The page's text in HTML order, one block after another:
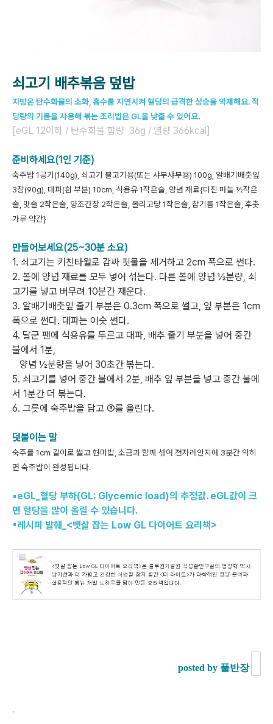
쇠고기 배추볶음 덮밥
지방은 탄수화물의 소화, 흡수를 지연시켜 혈당의 급격한 상승을 억제해요. 적
당량의 기름을 사용해 볶는 조리법은 GL을 낮출 수 있어요.
[eGL 12이하 / 탄수화물 함량 36g / 열량 366kcal]
준비하세요(1인 기준)
숙주밥 1공기(140g), 쇠고기 불고기용(또는 샤부샤부용) 100g, 알배기배춧잎
3장(90g), 대파(흰 부분) 10cm, 식용유 1작은술, 양념 재료{다진 마늘 ½작은
술, 맛술 2작은술, 양조간장 2작은술, 올리고당 1작은술, 참기름 1작은술, 후춧
가루 약간}
만들어보세요(25~30분 소요)
1. 쇠고기는 키친타월로 감싸 핏물을 제거하고 2cm 폭으로 썬다.
2. 볼에 양념 재료를 모두 넣어 섞는다. 다른 볼에 양념 ½분량, 쇠
고기를 넣고 버무려 10분간 재운다.
3. 알배기배춧잎 줄기 부분은 0.3cm 폭으로 썰고, 잎 부분은 1cm
폭으로 썬다. 대파는 어슷 썬다.
4. 달군 팬에 식용유를 두르고 대파, 배추 줄기 부분을 넣어 중간
불에서 1분,
양념 ½분량을 넣어 30초간 볶는다.
5. 쇠고기를 넣어 중간 불에서 2분, 배추 잎 부분을 넣고 중간 불에
서 1분간 더 볶는다.
6. 그릇에 숙주밥을 담고 ⑤를 올린다.
덧붙이는 말
숙주를 1cm 길이로 썰고 현미밥, 소금과 함께 섞어 전자레인지에 3분간 익히
면 숙주밥이 완성됩니다.
▪eGL_혈당 부하(GL: Glycemic load)의 추정값. eGL값이 크
면 혈당을 많이 올릴 수 있습니다.
▪레시피 발췌_<뱃살 잡는 Low GL 다이어트 요리책>
posted by 풀반장
.